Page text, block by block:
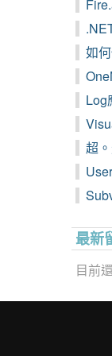
如
Log
超
最新
目前